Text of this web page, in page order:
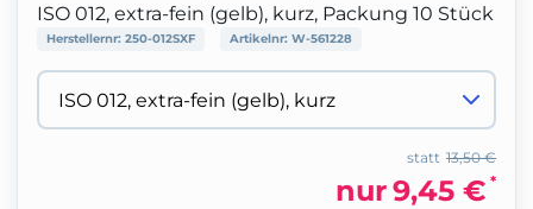
ISO 012, extra-fein (gelb), kurz, Packung 10 Stück
Herstellernr: 250-012SXF Artikelnr: W-561228
13,50 €
statt
nur9,45 € *